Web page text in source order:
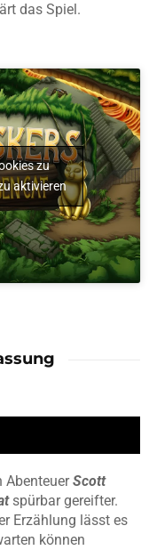
das Spiel.
zu
aktivieren
AbenteuerScott
spürbar gereifter.
Erzählung lässt es
können